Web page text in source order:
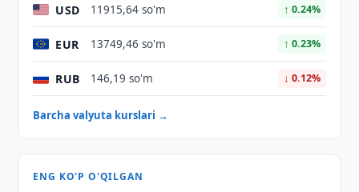
USD 11915,64 so'm ↑ 0.24%
EUR 13749,46 so'm ↑ 0.23%
RUB 146,19 so'm ↓ 0.12%
Barcha valyuta kurslari →
ENG KO'P O'QILGAN